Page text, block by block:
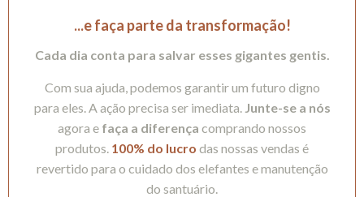
...e faça parte da transformação!
Cada dia conta para salvar esses gigantes gentis.
Com sua ajuda, podemos garantir um futuro digno
para eles. A ação precisa ser imediata. Junte-se a nós
agora e faça a diferença comprando nossos
produtos. 100% do lucro das nossas vendas é
revertido para o cuidado dos elefantes e manutenção
do santuário.